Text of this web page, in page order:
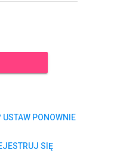
PONOWNIE
SIĘ